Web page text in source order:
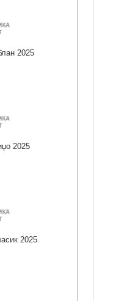
2025
2025
2025